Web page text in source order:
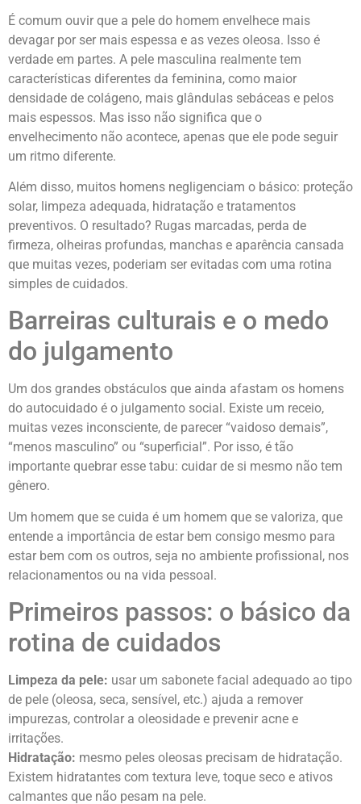
É comum ouvir que a pele do homem envelhece mais
devagar por ser mais espessa e as vezes oleosa. Isso é
verdade em partes. A pele masculina realmente tem
características diferentes da feminina, como maior
densidade de colágeno, mais glândulas sebáceas e pelos
mais espessos. Mas isso não significa que o
envelhecimento não acontece, apenas que ele pode seguir
um ritmo diferente.
Além disso, muitos homens negligenciam o básico: proteção
solar, limpeza adequada, hidratação e tratamentos
preventivos. O resultado? Rugas marcadas, perda de
firmeza, olheiras profundas, manchas e aparência cansada
que muitas vezes, poderiam ser evitadas com uma rotina
simples de cuidados.
Barreiras culturais e o medo
do julgamento
Um dos grandes obstáculos que ainda afastam os homens
do autocuidado é o julgamento social. Existe um receio,
muitas vezes inconsciente, de parecer “vaidoso demais”,
“menos masculino” ou “superficial”. Por isso, é tão
importante quebrar esse tabu: cuidar de si mesmo não tem
gênero.
Um homem que se cuida é um homem que se valoriza, que
entende a importância de estar bem consigo mesmo para
estar bem com os outros, seja no ambiente profissional, nos
relacionamentos ou na vida pessoal.
Primeiros passos: o básico da
rotina de cuidados
Limpeza da pele: usar um sabonete facial adequado ao tipo
de pele (oleosa, seca, sensível, etc.) ajuda a remover
impurezas, controlar a oleosidade e prevenir acne e
irritações.
Hidratação: mesmo peles oleosas precisam de hidratação.
Existem hidratantes com textura leve, toque seco e ativos
calmantes que não pesam na pele.